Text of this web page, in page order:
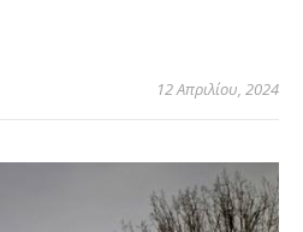
12 Απριλίου, 2024